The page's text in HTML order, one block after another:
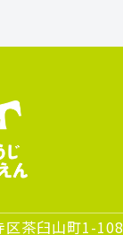
茶臼山町1-108